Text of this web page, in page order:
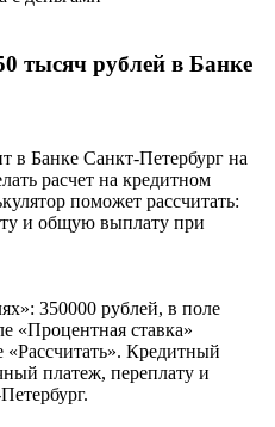
тысяч рублей в Банке
в Банке Санкт-Петербург на
расчет на кредитном
поможет рассчитать:
и общую выплату при
350000 рублей, в поле
«Процентная ставка»
Кредитный
платеж, переплату и